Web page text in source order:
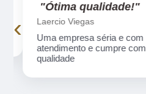
"Ótima qualidade!"
Laercio Viegas
Uma empresa séria e com
atendimento e cumpre
qualidade
‹